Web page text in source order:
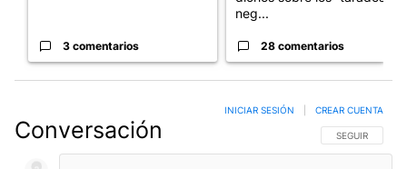
3 comentarios
neg...
28 comentarios
Conversación SIGA ESTA
SEGUIR
INICIAR SESIÓN CREAR CUENTA